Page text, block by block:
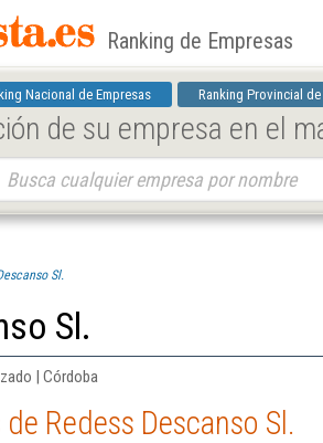
Ranking de Empresas
Nacional de Empresas Ranking Provincial de
de su empresa en el
Sl.
Sl.
| Córdoba
Redess Descanso Sl.